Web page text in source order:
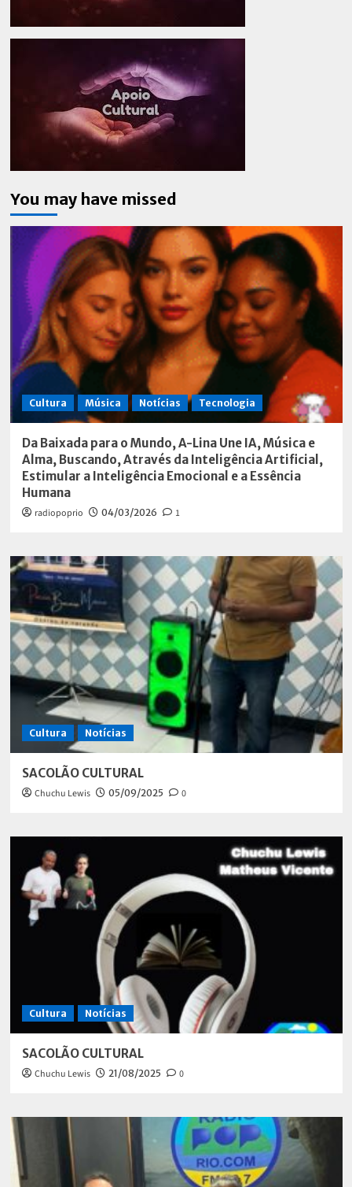
You may have missed
Cultura Música Notícias Tecnologia
Da Baixada para o Mundo, A-Lina Une IA, Música e
Alma, Buscando, Através da Inteligência Artificial,
Estimular a Inteligência Emocional e a Essência
Humana
radiopoprio 04/03/2026 1
Cultura Notícias
SACOLÃO CULTURAL
Chuchu Lewis 05/09/2025 0
Cultura Notícias
SACOLÃO CULTURAL
Chuchu Lewis 21/08/2025 0